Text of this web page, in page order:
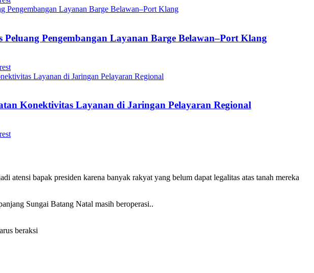
Pengembangan Layanan Barge Belawan–Port Klang
Konektivitas Layanan di Jaringan Pelayaran Regional
atensi bapak presiden karena banyak rakyat yang belum dapat legalitas atas tanah mereka
Sungai Batang Natal masih beroperasi..
beraksi